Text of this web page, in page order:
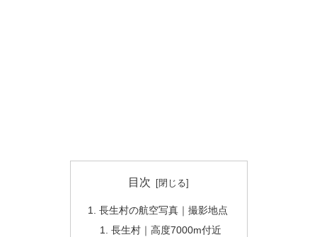
目次
長生村の航空写真｜撮影地点
長生村｜高度7000m付近